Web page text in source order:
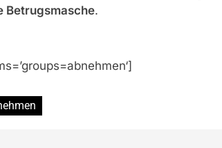
Betrugsmasche.